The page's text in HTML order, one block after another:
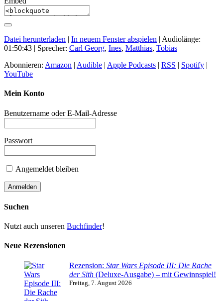
Datei herunterladen | In neuem Fenster abspielen | Audiolänge:
01:50:43 | Sprecher: Carl Georg, Ines, Matthias, Tobias
Abonnieren: Amazon | Audible | Apple Podcasts | RSS | Spotify |
YouTube
Mein Konto
Benutzername oder E-Mail-Adresse
Passwort
Angemeldet bleiben
Suchen
Nutzt auch unseren Buchfinder!
Neue Rezensionen
Rezension: Star Wars Episode III: Die Rache
der Sith (Deluxe-Ausgabe) – mit Gewinnspiel!
Freitag, 7. August 2026